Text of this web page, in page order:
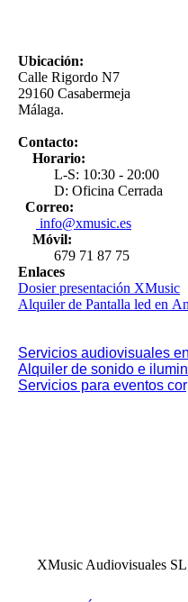
Ubicación:
Calle Rigordo N7
29160 Casabermeja
Málaga.
Contacto:
Horario:
L-S: 10:30 - 20:00
D: Oficina Cerrada
Correo:
info@xmusic.es
Móvil:
679 71 87 75
Enlaces
Dosier presentación XMusic
Alquiler de Pantalla led en
Servicios audiovisuales
Alquiler de sonido e
Servicios para eventos
XMusic Audiovisuales